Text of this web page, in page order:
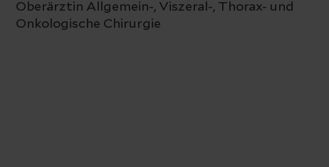
Oberärztin Allgemein-, Viszeral-, Thorax- und
Onkologische Chirurgie